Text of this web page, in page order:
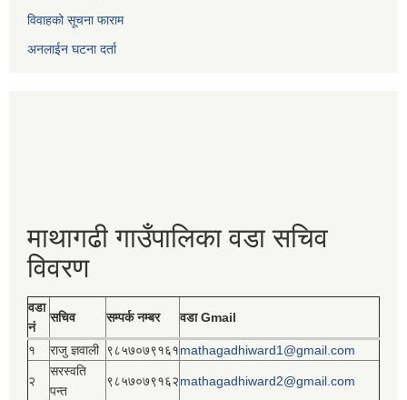
विवाहको सूचना फाराम
अनलाईन घटना दर्ता
माथागढी गाउँपालिका वडा सचिव
विवरण
वडा
नं
सचिव सम्पर्क नम्बर वडा Gmail
१ राजु ज्ञवाली ९८५७०७९१६१mathagadhiward1@gmail.com
२
सरस्वति
पन्त
९८५७०७९१६२mathagadhiward2@gmail.com